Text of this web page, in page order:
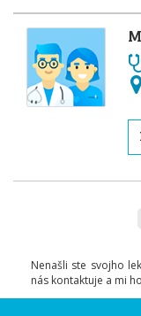
Nenašli ste svojho
nás kontaktuje a mi